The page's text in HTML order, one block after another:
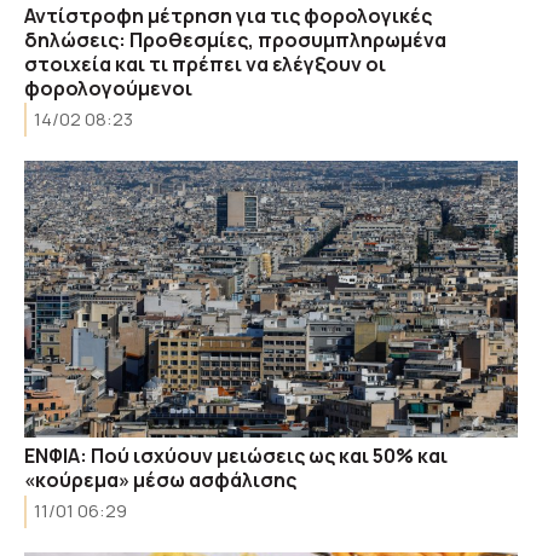
Αντίστροφη μέτρηση για τις φορολογικές
δηλώσεις: Προθεσμίες, προσυμπληρωμένα
στοιχεία και τι πρέπει να ελέγξουν οι
φορολογούμενοι
14/02 08:23
ΕΝΦΙΑ: Πού ισχύουν μειώσεις ως και 50% και
«κούρεμα» μέσω ασφάλισης
11/01 06:29